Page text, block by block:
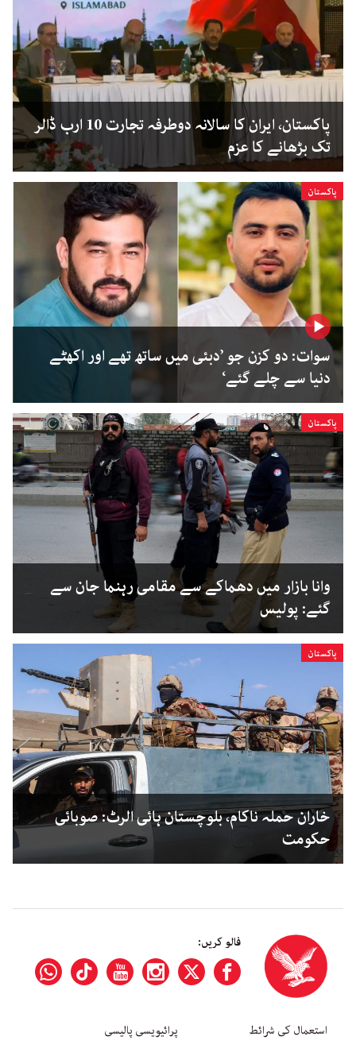
پاکستان، ایران کا سالانہ دوطرفہ تجارت 10 ارب ڈالر
تک بڑھانے کا عزم
پاکستان
سوات: دو کزن جو ’دبئی میں ساتھ تھے اور اکھٹے
دنیا سے چلے گئے‘
پاکستان
وانا بازار میں دھماکے سے مقامی رہنما جان سے
گئے: پولیس
پاکستان
خاران حملہ ناکام، بلوچستان ہائی الرٹ: صوبائی
حکومت
فالو کریں:
استعمال کی شرائط پرائیویسی پالیسی